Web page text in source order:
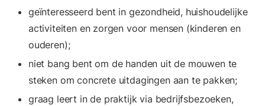
geïnteresseerd bent in gezondheid, huishoudelijke
activiteiten en zorgen voor mensen (kinderen en
ouderen);
niet bang bent om de handen uit de mouwen te
steken om concrete uitdagingen aan te pakken;
graag leert in de praktijk via bedrijfsbezoeken,